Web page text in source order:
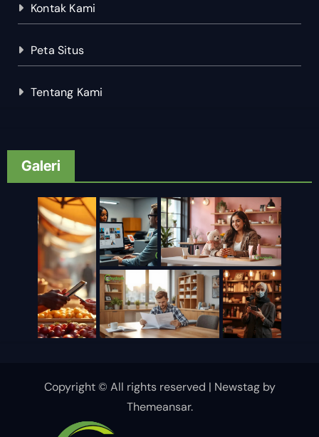
Kontak Kami
Peta Situs
Tentang Kami
Galeri
Copyright © All rights reserved | Newstagby
Themeansar.